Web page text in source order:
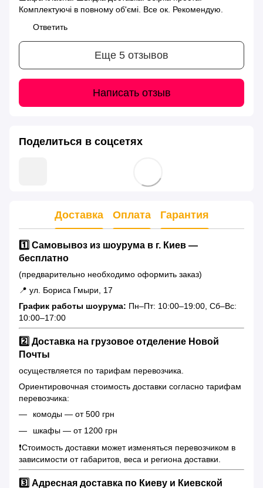
Комплектуючі в повному об'ємі. Все ок. Рекомендую.
Ответить
Еще 5 отзывов
Написать отзыв
Поделиться в соцсетях
Доставка Оплата Гарантия
1️⃣ Самовывоз из шоурума в г. Киев —
бесплатно
(предварительно необходимо оформить заказ)
📍 ул. Бориса Гмыри, 17
График работы шоурума: Пн–Пт: 10:00–19:00, Сб–Вс:
10:00–17:00
2️⃣ Доставка на грузовое отделение Новой
Почты
осуществляется по тарифам перевозчика.
Ориентировочная стоимость доставки согласно тарифам
перевозчика:
комоды — от 500 грн
шкафы — от 1200 грн
❗️Стоимость доставки может изменяться перевозчиком в
зависимости от габаритов, веса и региона доставки.
3️⃣ Адресная доставка по Киеву и Киевской